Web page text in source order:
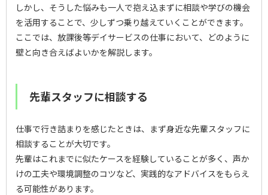
しかし、そうした悩みも一人で抱え込まずに相談や学びの機会
を活用することで、少しずつ乗り越えていくことができます。
ここでは、放課後等デイサービスの仕事において、どのように
壁と向き合えばよいかを解説します。
先輩スタッフに相談する
仕事で行き詰まりを感じたときは、まず身近な先輩スタッフに
相談することが大切です。
先輩はこれまでに似たケースを経験していることが多く、声か
けの工夫や環境調整のコツなど、実践的なアドバイスをもらえ
る可能性があります。